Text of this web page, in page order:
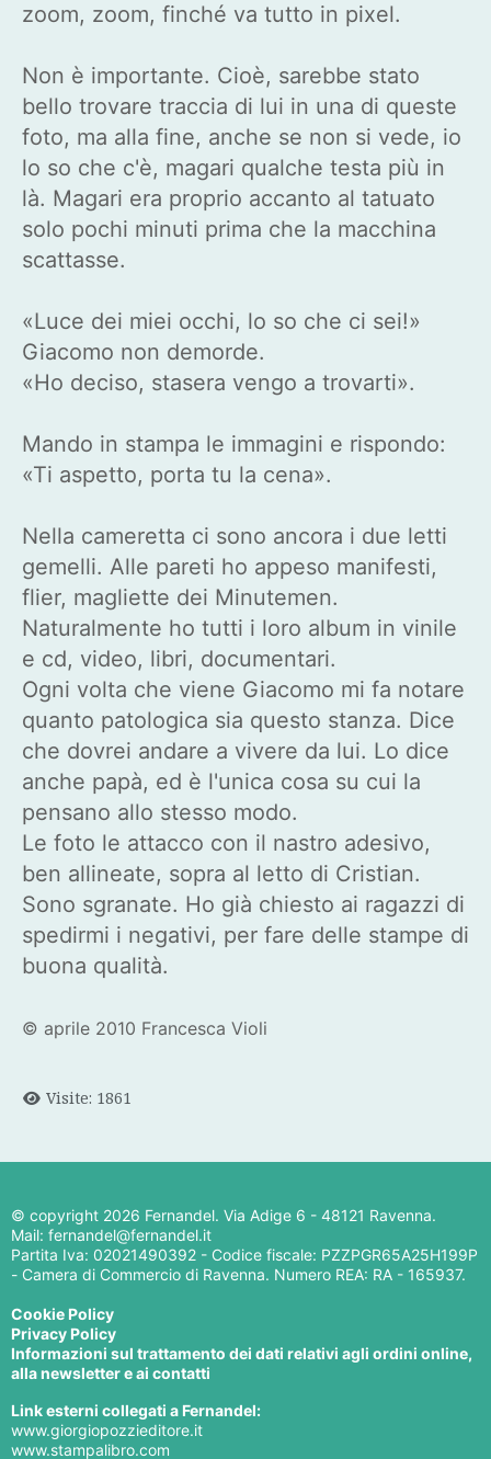
zoom, zoom, finché va tutto in pixel.
Non è importante. Cioè, sarebbe stato
bello trovare traccia di lui in una di queste
foto, ma alla fine, anche se non si vede, io
lo so che c'è, magari qualche testa più in
là. Magari era proprio accanto al tatuato
solo pochi minuti prima che la macchina
scattasse.
«Luce dei miei occhi, lo so che ci sei!»
Giacomo non demorde.
«Ho deciso, stasera vengo a trovarti».
Mando in stampa le immagini e rispondo:
«Ti aspetto, porta tu la cena».
Nella cameretta ci sono ancora i due letti
gemelli. Alle pareti ho appeso manifesti,
flier, magliette dei Minutemen.
Naturalmente ho tutti i loro album in vinile
e cd, video, libri, documentari.
Ogni volta che viene Giacomo mi fa notare
quanto patologica sia questo stanza. Dice
che dovrei andare a vivere da lui. Lo dice
anche papà, ed è l'unica cosa su cui la
pensano allo stesso modo.
Le foto le attacco con il nastro adesivo,
ben allineate, sopra al letto di Cristian.
Sono sgranate. Ho già chiesto ai ragazzi di
spedirmi i negativi, per fare delle stampe di
buona qualità.
© aprile 2010 Francesca Violi
Visite: 1861
© copyright 2026 Fernandel. Via Adige 6 - 48121 Ravenna.
Mail: fernandel@fernandel.it
Partita Iva: 02021490392 - Codice fiscale: PZZPGR65A25H199P
- Camera di Commercio di Ravenna. Numero REA: RA - 165937.
Cookie Policy
Privacy Policy
Informazioni sul trattamento dei dati relativi agli ordini online,
alla newsletter e ai contatti
Link esterni collegati a Fernandel:
www.giorgiopozzieditore.it
www.stampalibro.com